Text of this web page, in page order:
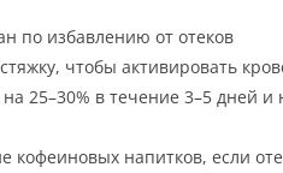
по избавлению от отеков
чтобы активировать
25–30% в течение 3–5 дней и
напитков, если